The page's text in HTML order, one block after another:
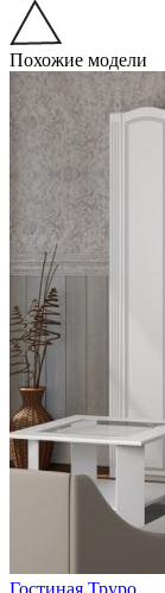
Похожие модели
Гостиная Труро